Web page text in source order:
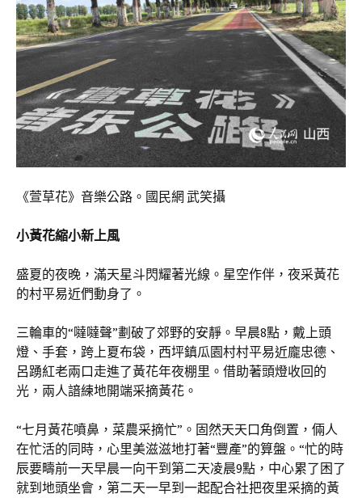
《萱草花》音樂公路。國民網 武笑攝
小黃花縮小新上風
盛夏的夜晚，滿天星斗閃耀著光線。星空作伴，夜采黃花
的村平易近們動身了。
三輪車的“噠噠聲”劃破了郊野的安靜。早晨8點，戴上頭
燈、手套，跨上夏布袋，西坪鎮瓜園村村平易近龐忠德、
呂踴紅老兩口走進了黃花年夜棚里。借助著頭燈收回的
光，兩人諳練地開端采摘黃花。
“七月黃花噴鼻，菜農采摘忙”。固然天天口角倒置，倆人
在忙活的同時，心里美滋滋地打著“豐產”的算盤。“忙的時
辰要疇前一天早晨一向干到第二天凌晨9點，中心累了困了
就到地頭坐會，第二天一早到一起配合社把夜里采摘的黃